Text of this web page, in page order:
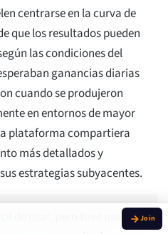
centrarse en la curva de
que los resultados pueden
las condiciones del
ganancias diarias
cuando se produjeron
en entornos de mayor
plataforma compartiera
más detallados y
estrategias subyacentes.
de usar, pero tuve una